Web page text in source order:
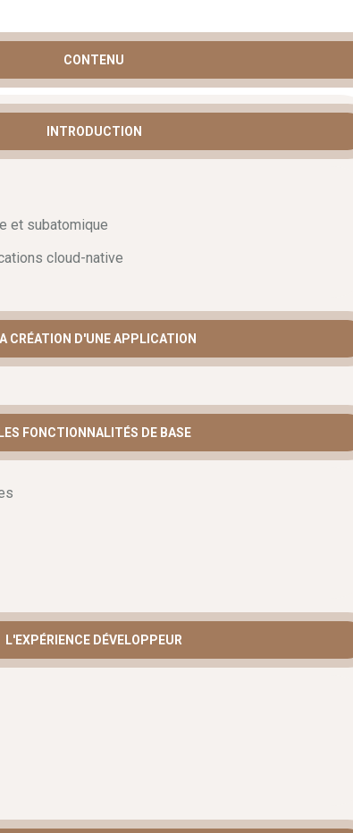
CONTENU
INTRODUCTION
et subatomique
cloud-native
CRÉATION D'UNE APPLICATION
LES FONCTIONNALITÉS DE BASE
L'EXPÉRIENCE DÉVELOPPEUR